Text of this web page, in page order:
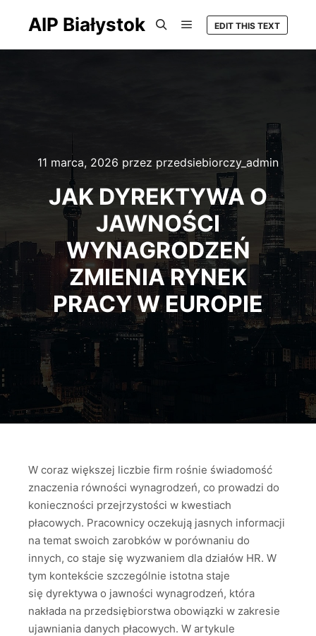
AIP Białystok EDIT THIS TEXT
11 marca, 2026 przez przedsiebiorczy_admin
JAK DYREKTYWA O
JAWNOŚCI
WYNAGRODZEŃ
ZMIENIA RYNEK
PRACY W EUROPIE
W coraz większej liczbie firm rośnie świadomość
znaczenia równości wynagrodzeń, co prowadzi do
konieczności przejrzystości w kwestiach
płacowych. Pracownicy oczekują jasnych informacji
na temat swoich zarobków w porównaniu do
innych, co staje się wyzwaniem dla działów HR. W
tym kontekście szczególnie istotna staje
się dyrektywa o jawności wynagrodzeń, która
nakłada na przedsiębiorstwa obowiązki w zakresie
ujawniania danych płacowych. W artykule